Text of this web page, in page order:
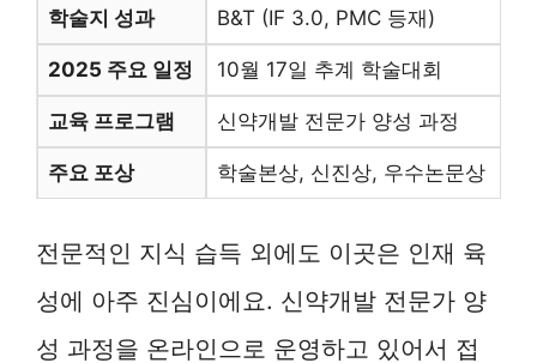
학술지 성과 B&T (IF 3.0, PMC 등재)
2025 주요 일정 10월 17일 추계 학술대회
교육 프로그램 신약개발 전문가 양성 과정
주요 포상 학술본상, 신진상, 우수논문상
전문적인 지식 습득 외에도 이곳은 인재 육
성에 아주 진심이에요. 신약개발 전문가 양
성 과정을 온라인으로 운영하고 있어서 접